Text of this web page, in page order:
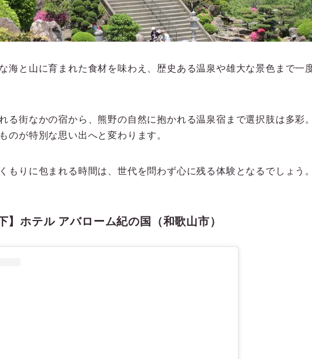
海と山に育まれた食材を味わえ、歴史ある温泉や雄大な景色まで一
る街なかの宿から、熊野の自然に抱かれる温泉宿まで選択肢は多彩
のが特別な思い出へと変わります。
もりに包まれる時間は、世代を問わず心に残る体験となるでしょう。
】ホテル アバローム紀の国（和歌山市）